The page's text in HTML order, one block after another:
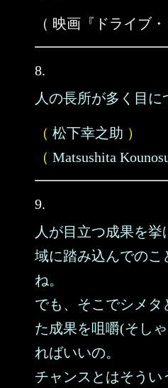
（ 映画『ドライブ
8.
人の長所が多く目に
（ 松下幸之助 ）
（ Matsushita
9.
人が目立つ成果を
域に踏み込んでのこ
ね。
でも、そこでシメ
た成果を咀嚼(そし
ればいいの。
チャンスとはそうい